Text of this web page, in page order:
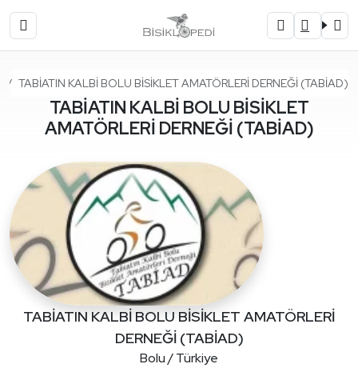
Ana Sayfa
TABİATIN KALBİ BOLU BİSİKLET AMATÖRLERİ DERNEĞİ (TABİAD)
TABİATIN KALBİ BOLU BİSİKLET
AMATÖRLERİ DERNEĞİ (TABİAD)
TABİATIN KALBİ BOLU BİSİKLET AMATÖRLERİ
DERNEĞİ (TABİAD)
Bolu / Türkiye